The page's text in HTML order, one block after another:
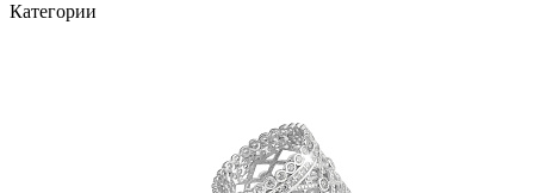
Категории